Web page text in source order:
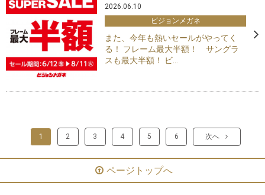
2026.06.10
ビジョンメガネ
また、今年も熱いセールがやってく
る！ フレーム最大半額！ サングラ
スも最大半額！ ビ...
1 2 3 4 5 6 次へ
ページトップへ